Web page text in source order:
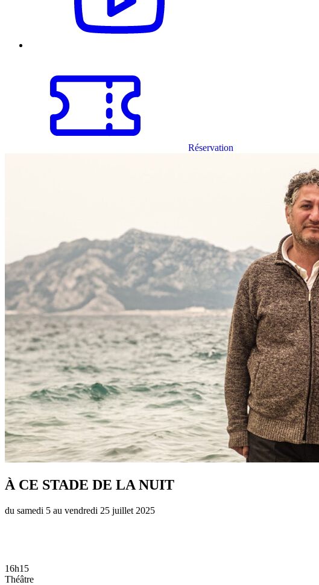
Réservation
À CE STADE DE LA NUIT
du samedi 5 au vendredi 25 juillet 2025
16h15
Théâtre